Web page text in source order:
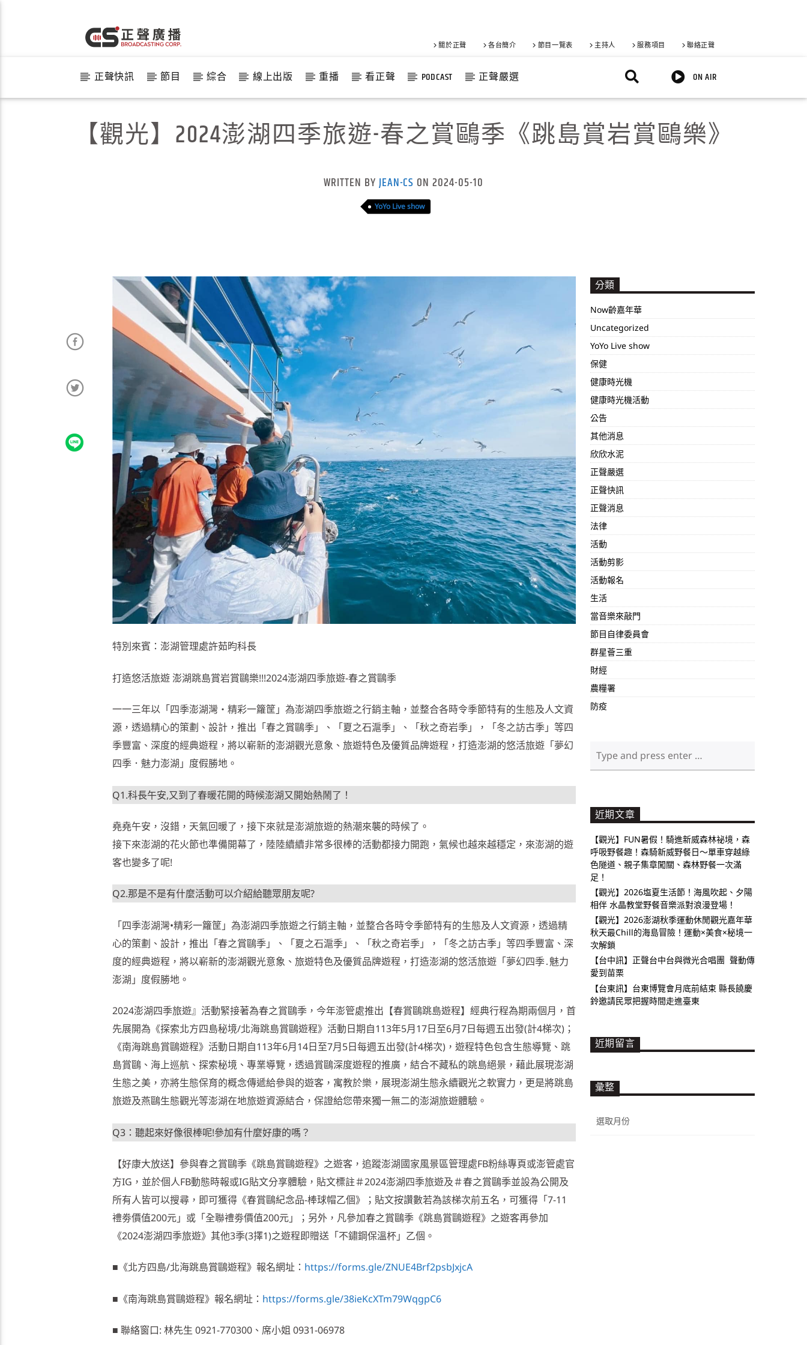
關於正聲 各台簡介 節目一覽表 主持人 服務項目 聯絡正聲
正聲快訊 節目 綜合 線上出版 重播 看正聲 PODCAST 正聲嚴選 ON AIR
【觀光】2024澎湖四季旅遊-春之賞鷗季《跳島賞岩賞鷗樂》
WRITTEN BY JEAN-CS ON 2024-05-10
YoYo Live show
特別來賓：澎湖管理處許茹昀科長
打造悠活旅遊 澎湖跳島賞岩賞鷗樂!!!2024澎湖四季旅遊-春之賞鷗季
一一三年以「四季澎湖灣‧精彩一籮筐」為澎湖四季旅遊之行銷主軸，並整合各時令季節特有的生態及人文資
源，透過精心的策劃、設計，推出「春之賞鷗季」、「夏之石滬季」、「秋之奇岩季」，「冬之訪古季」等四
季豐富、深度的經典遊程，將以嶄新的澎湖觀光意象、旅遊特色及優質品牌遊程，打造澎湖的悠活旅遊「夢幻
四季．魅力澎湖」度假勝地。
Q1.科長午安,又到了春暖花開的時候澎湖又開始熱鬧了！
堯堯午安，沒錯，天氣回暖了，接下來就是澎湖旅遊的熱潮來襲的時候了。
接下來澎湖的花火節也準備開幕了，陸陸續續非常多很棒的活動都接力開跑，氣候也越來越穩定，來澎湖的遊
客也變多了呢!
Q2.那是不是有什麼活動可以介紹給聽眾朋友呢?
「四季澎湖灣•精彩一籮筐」為澎湖四季旅遊之行銷主軸，並整合各時令季節特有的生態及人文資源，透過精
心的策劃、設計，推出「春之賞鷗季」、「夏之石滬季」、「秋之奇岩季」，「冬之訪古季」等四季豐富、深
度的經典遊程，將以嶄新的澎湖觀光意象、旅遊特色及優質品牌遊程，打造澎湖的悠活旅遊「夢幻四季․魅力
澎湖」度假勝地。
2024澎湖四季旅遊』活動緊接著為春之賞鷗季，今年澎管處推出【春賞鷗跳島遊程】經典行程為期兩個月，首
先展開為《探索北方四島秘境/北海跳島賞鷗遊程》活動日期自113年5月17日至6月7日每週五出發(計4梯次)；
《南海跳島賞鷗遊程》活動日期自113年6月14日至7月5日每週五出發(計4梯次)，遊程特色包含生態導覽、跳
島賞鷗、海上巡航、探索秘境、專業導覽，透過賞鷗深度遊程的推廣，結合不藏私的跳島絕景，藉此展現澎湖
生態之美，亦將生態保育的概念傳遞給參與的遊客，寓教於樂，展現澎湖生態永續觀光之軟實力，更是將跳島
旅遊及燕鷗生態觀光等澎湖在地旅遊資源結合，保證給您帶來獨一無二的澎湖旅遊體驗。
Q3：聽起來好像很棒呢!參加有什麼好康的嗎？
【好康大放送】參與春之賞鷗季《跳島賞鷗遊程》之遊客，追蹤澎湖國家風景區管理處FB粉絲專頁或澎管處官
方IG，並於個人FB動態時報或IG貼文分享體驗，貼文標註＃2024澎湖四季旅遊及＃春之賞鷗季並設為公開及
所有人皆可以搜尋，即可獲得《春賞鷗紀念品-棒球帽乙個》；貼文按讚數若為該梯次前五名，可獲得「7-11
禮劵價值200元」或「全聯禮劵價值200元」；另外，凡參加春之賞鷗季《跳島賞鷗遊程》之遊客再參加
《2024澎湖四季旅遊》其他3季(3擇1)之遊程即贈送「不鏽鋼保溫杯」乙個。
■《北方四島/北海跳島賞鷗遊程》報名網址： https://forms.gle/ZNUE4Brf2psbJxjcA
■《南海跳島賞鷗遊程》報名網址： https://forms.gle/38ieKcXTm79WqgpC6
■ 聯絡窗口: 林先生 0921-770300、席小姐 0931-06978
分類
Now齡嘉年華
Uncategorized
YoYo Live show
保健
健康時光機
健康時光機活動
公告
其他消息
欣欣水泥
正聲嚴選
正聲快訊
正聲消息
法律
活動
活動剪影
活動報名
生活
當音樂來敲門
節目自律委員會
群星薈三重
財經
農糧署
防疫
近期文章
【觀光】FUN暑假！騎進新威森林祕境，森
呼吸野餐趣！森騎新威野餐日～單車穿越綠
色隧道、親子集章闖關、森林野餐一次滿
足！
【觀光】2026塩夏生活節！海風吹起、夕陽
相伴 水晶教堂野餐音樂派對浪漫登場！
【觀光】2026澎湖秋季運動休閒觀光嘉年華
秋天最Chill的海島冒險！運動×美食×秘境一
次解鎖
【台中訊】正聲台中台與微光合唱團 聲動傳
愛到苗栗
【台東訊】台東博覽會月底前結束 縣長饒慶
鈴邀請民眾把握時間走進臺東
近期留言
彙整
整